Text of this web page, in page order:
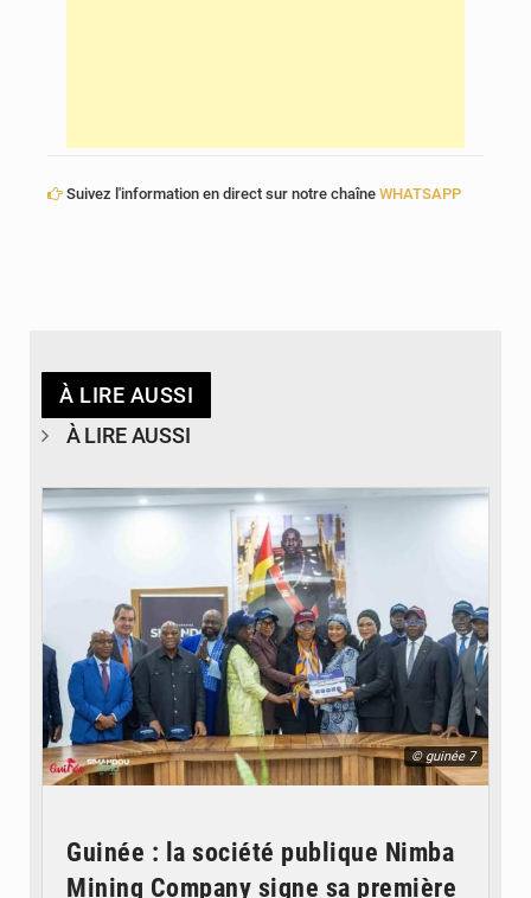
Suivez l'information en direct sur notre chaîne WHATSAPP
À LIRE AUSSI
À LIRE AUSSI
© guinée 7
Guinée : la société publique Nimba
Mining Company signe sa première